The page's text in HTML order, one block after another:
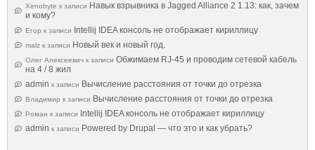
Xenobyte к записи Навык взрывника в Jagged Alliance 2 1.13: как, зачем
и кому?
Егор к записи Intellij IDEA консоль не отображает кириллицу
malz к записи Новый век и новый год.
Олег Алексеевич к записи Обжимаем RJ-45 и проводим сетевой кабель
на 4 / 8 жил
admin к записи Вычисление расстояния от точки до отрезка
Владимир к записи Вычисление расстояния от точки до отрезка
Роман к записи
Intellij IDEA консоль не отображает кириллицу
admin к записи Powered by Drupal — что это и как убрать?